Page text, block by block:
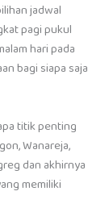
jadwal
pagi pukul
hari pada
bagi siapa saja
titik penting
Wanareja,
dan akhirnya
memiliki